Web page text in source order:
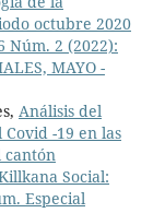
octubre 2020
Núm. 2 (2022):
MAYO -
Análisis del
-19 en las
cantón
Social:
Especial